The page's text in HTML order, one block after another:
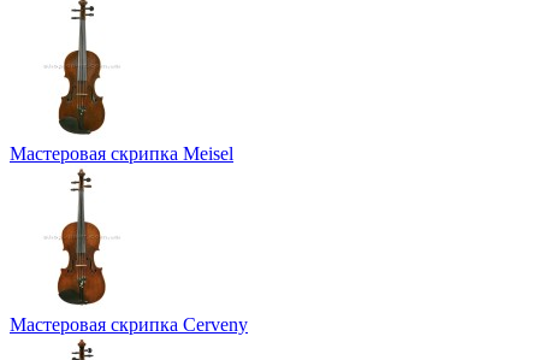
Мастеровая скрипка Meisel
Мастеровая скрипка Cerveny